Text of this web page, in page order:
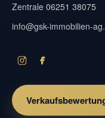
Zentrale 06251 38075
info@gsk-immobilien-